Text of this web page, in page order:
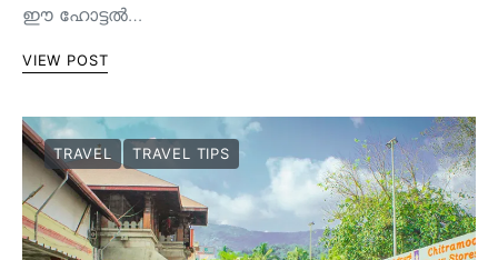
ഈ ഹോട്ടൽ…
VIEW POST
TRAVEL TRAVEL TIPS